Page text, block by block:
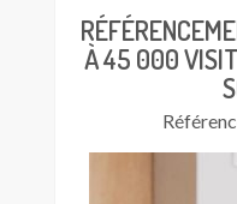
À 45 000